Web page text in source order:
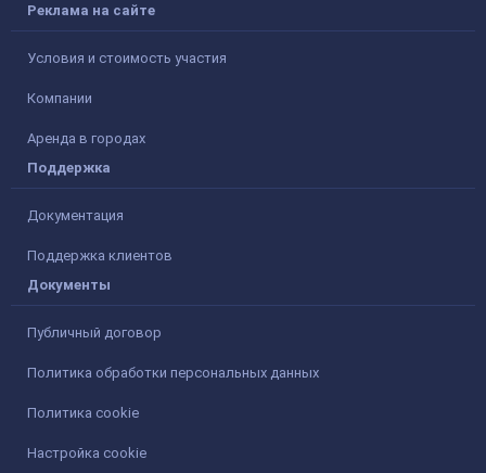
Реклама на сайте
Условия и стоимость участия
Компании
Аренда в городах
Поддержка
Документация
Поддержка клиентов
Документы
Публичный договор
Политика обработки персональных данных
Политика cookie
Настройка cookie